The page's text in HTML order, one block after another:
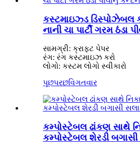
કસ્ટમાઇઝ્ડ ડિસ્પોઝેબલ
નાની ચા પાર્ટી ગરમ ઠંડા
સામગ્રી: ક્રાફ્ટ પેપર
રંગ: રંગ કસ્ટમાઇઝ કરો
લોગો: કસ્ટમ લોગો સ્વીકારો
પૂછપરછવિગતવાર
કમ્પોસ્ટેબલ ઢાંકણ સાથે
કમ્પોસ્ટેબલ શેરડી